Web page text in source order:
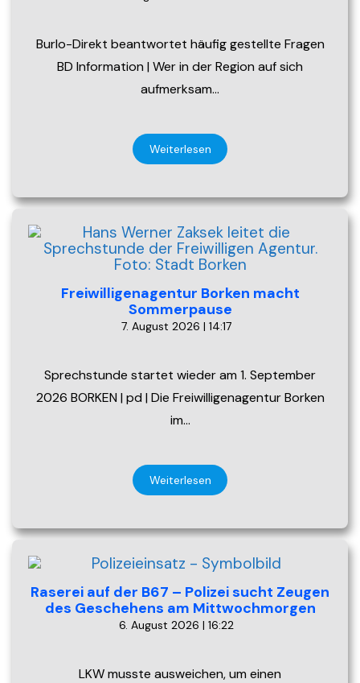
Burlo-Direkt beantwortet häufig gestellte Fragen
BD Information | Wer in der Region auf sich
aufmerksam…
Weiterlesen
Freiwilligenagentur Borken macht
Sommerpause
7. August 2026 | 14:17
Sprechstunde startet wieder am 1. September
2026 BORKEN | pd | Die Freiwilligenagentur Borken
im…
Weiterlesen
Raserei auf der B67 – Polizei sucht Zeugen
des Geschehens am Mittwochmorgen
6. August 2026 | 16:22
LKW musste ausweichen, um einen